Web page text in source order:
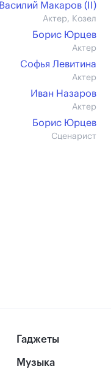
Василий Макаров (II)
Актер, Козел
Борис Юрцев
Актер
Софья Левитина
Актер
Иван Назаров
Актер
Борис Юрцев
Сценарист
Гаджеты
Музыка